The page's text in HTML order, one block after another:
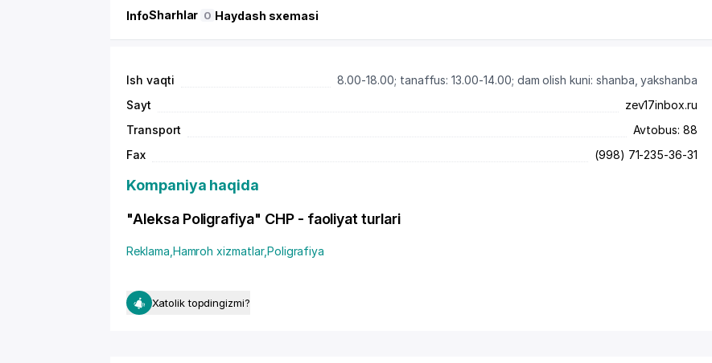
InfoSharhlar 0 Haydash sxemasi
Ish vaqti
8.00-18.00; tanaffus: 13.00-14.00; dam olish kuni: shanba, yakshanba
Sayt
zev17inbox.ru
Transport
Avtobus: 88
Fax
(998) 71-235-36-31
Kompaniya haqida
"Aleksa Poligrafiya" CHP - faoliyat turlari
Reklama Hamroh xizmatlar,Poligrafiya
Xatolik topdingizmi?